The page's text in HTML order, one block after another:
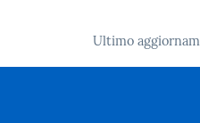
Ultimo